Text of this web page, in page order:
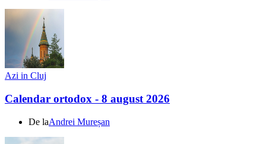
Azi in Cluj
Calendar ortodox - 8 august 2026
De laAndrei Mureșan